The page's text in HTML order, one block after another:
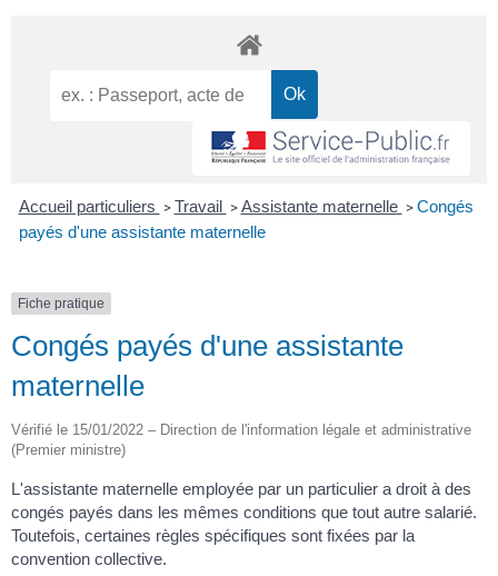
Accueil particuliers > Travail > Assistante maternelle > Congés
payés d'une assistante maternelle
Fiche pratique
Congés payés d'une assistante
maternelle
Vérifié le 15/01/2022 – Direction de l'information légale et administrative
(Premier ministre)
L'assistante maternelle employée par un particulier a droit à des
congés payés dans les mêmes conditions que tout autre salarié.
Toutefois, certaines règles spécifiques sont fixées par la
convention collective.